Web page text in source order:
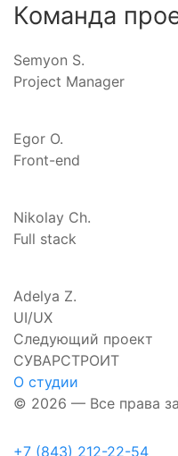
Команда
Semyon S.
Project Manager
Egor O.
Front-end
Nikolay Ch.
Full stack
Adelya Z.
UI/UX
Следующий проект
СУВАРСТРОИТ
О студии
© 2026 — Все права
+7 (843) 212-22-54